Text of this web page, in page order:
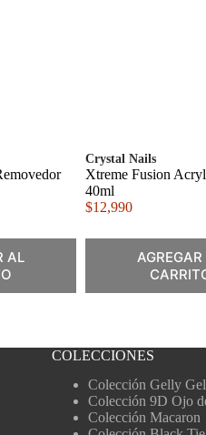
AL
Crystal Nails
Xtreme Fusion
40ml
$12,990
COLECCIONES
Colección Gelly Gel
Colección 9D Ojo
Colección Macaron